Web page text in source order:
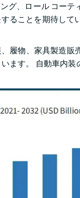
グ、ロール コーテ
ることを期待して
履物、家具製造販
ます。 自動車内